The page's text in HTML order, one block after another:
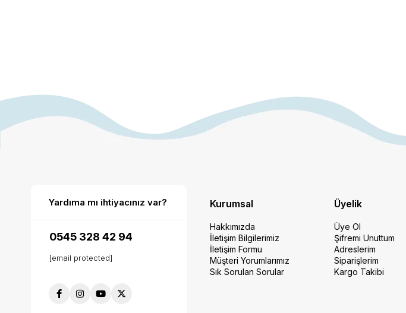
Yardıma mı ihtiyacınız var?
0545 328 42 94
[email protected]
Kurumsal
Hakkımızda
İletişim Bilgilerimiz
İletişim Formu
Müşteri Yorumlarımız
Sık Sorulan Sorular
Üyelik
Üye Ol
Şifremi Unuttum
Adreslerim
Siparişlerim
Kargo Takibi